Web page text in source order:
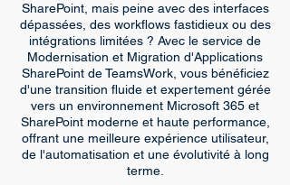
SharePoint, mais peine avec des interfaces
dépassées, des workflows fastidieux ou des
intégrations limitées ? Avec le service de
Modernisation et Migration d'Applications
SharePoint de TeamsWork, vous bénéficiez
d'une transition fluide et expertement gérée
vers un environnement Microsoft 365 et
SharePoint moderne et haute performance,
offrant une meilleure expérience utilisateur,
de l'automatisation et une évolutivité à long
terme.